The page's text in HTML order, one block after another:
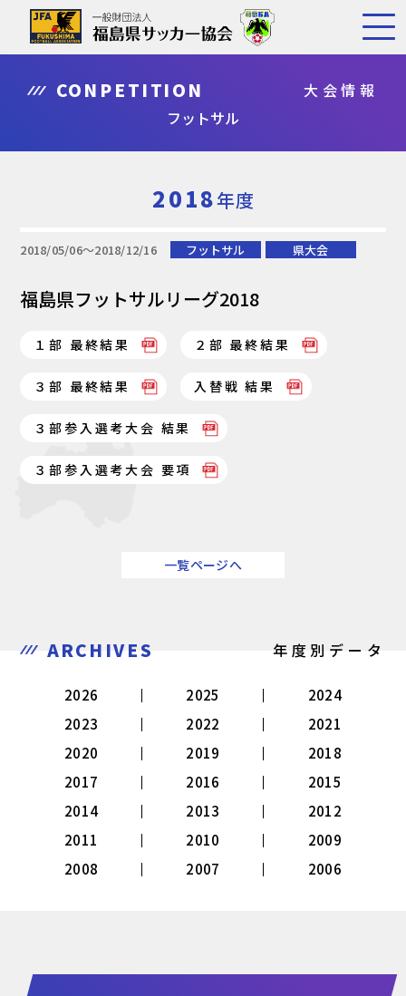
CONPETITION
大会情報
フットサル
2018年度
2018/05/06〜2018/12/16 フットサル 県大会
福島県フットサルリーグ2018
１部 最終結果 ２部 最終結果
３部 最終結果 入替戦 結果
３部参入選考大会 結果
３部参入選考大会 要項
一覧ページへ
ARCHIVES 年度別データ
2026 2025
2024
2023
2022
2021
2020
2019
2018
2017
2016
2015
2014
2013
2012
2011
2010
2009
2008
2007 2006